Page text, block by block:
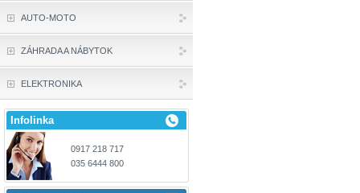
AUTO-MOTO
ZÁHRADA A NÁBYTOK
ELEKTRONIKA
Infolinka
0917 218 717
035 6444 800